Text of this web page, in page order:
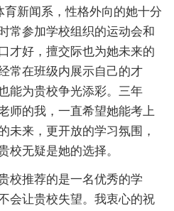
新闻系，性格外向的她十分
常参加学校组织的运动会和
才好，擅交际也为她未来的
常在班级内展示自己的才
能为贵校争光添彩。三年
师的我，一直希望她能考上
未来，更开放的学习氛围，
校无疑是她的选择。
校推荐的是一名优秀的学
会让贵校失望。我衷心的祝